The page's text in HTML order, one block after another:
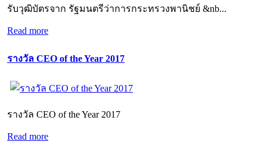
รับวุฒิบัตรจาก รัฐมนตรีว่าการกระทรวงพานิชย์ &nb...
Read more
รางวัล CEO of the Year 2017
รางวัล CEO of the Year 2017
Read more